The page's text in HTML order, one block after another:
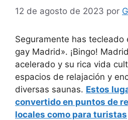
12 de agosto de 2023 por
Seguramente has tecleado
gay Madrid». ¡Bingo!
acelerado y su rica vida
espacios de relajación y
diversas saunas. Estos
convertido en puntos de
locales como para turistas